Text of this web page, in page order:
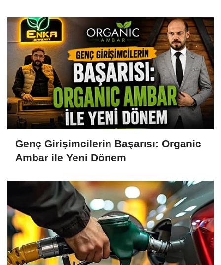
Genç Girişimcilerin Başarısı: Organic
Ambar ile Yeni Dönem